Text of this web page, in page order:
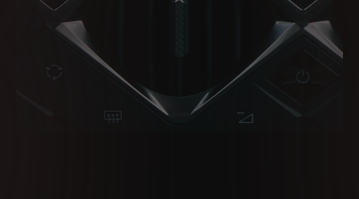
europeias de proteção de dados relevantes. Neste caso, a transferência
baseia-se no seu consentimento (Art. 49.1a do RGPD).
Se desejar saber mais sobre as ferramentas que utilizamos e como geri-las,
pode aceder à nossaPolítica de Cookies
ou clicar no botão «Gerir as